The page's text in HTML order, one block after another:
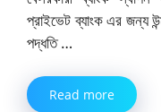
প্রাইভেট ব্যাংক এর জন্য
পদ্ধতি …
Read more